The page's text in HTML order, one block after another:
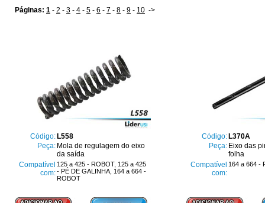
Páginas: 1 - 2 - 3 - 4 - 5 - 6 - 7 - 8 - 9 - 10 ->
Código: L558
Peça: Mola de regulagem do eixo
da saída
Compatível
com:
125 a 425 - ROBOT, 125 a 425
- PÉ DE GALINHA, 164 a 664 -
ROBOT
Código: L370A
Peça: Eixo das
folha
Compatível
com:
164 a 664 -